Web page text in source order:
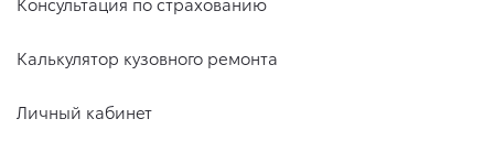
Калькулятор кузовного ремонта
Личный кабинет